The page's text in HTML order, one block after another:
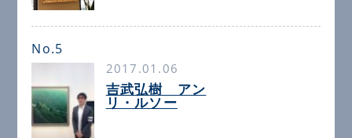
No.5
2017.01.06
吉武弘樹 アン
リ・ルソー